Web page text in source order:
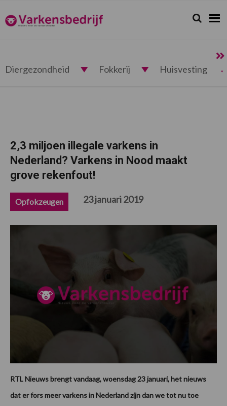
de
hoofdnavigatie
de
hoofd
de
eerste
de
voettekst
Varkensbedrijf.nl Zoeken...
Zoek
Diergezondheid Fokkerij Huisvesting
2,3 miljoen illegale varkens in
Nederland? Varkens in Nood maakt
grove rekenfout!
Opfokzeugen 23 januari 2019
RTL Nieuws brengt vandaag, woensdag 23 januari, het nieuws
dat er fors meer varkens in Nederland zijn dan we tot nu toe